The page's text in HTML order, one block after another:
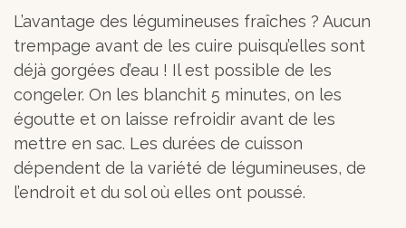
L’avantage des légumineuses fraîches ? Aucun
trempage avant de les cuire puisqu’elles sont
déjà gorgées d’eau ! Il est possible de les
congeler. On les blanchit 5 minutes, on les
égoutte et on laisse refroidir avant de les
mettre en sac. Les durées de cuisson
dépendent de la variété de légumineuses, de
l’endroit et du sol où elles ont poussé.